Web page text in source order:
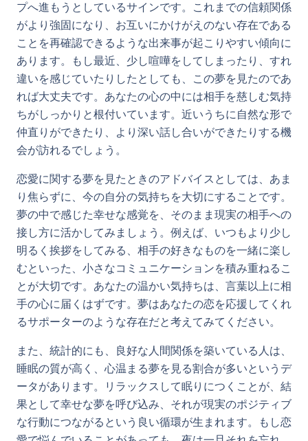
プへ進もうとしているサインです。これまでの信頼関係
がより強固になり、お互いにかけがえのない存在である
ことを再確認できるような出来事が起こりやすい傾向に
あります。もし最近、少し喧嘩をしてしまったり、すれ
違いを感じていたりしたとしても、この夢を見たのであ
れば大丈夫です。あなたの心の中には相手を慈しむ気持
ちがしっかりと根付いています。近いうちに自然な形で
仲直りができたり、より深い話し合いができたりする機
会が訪れるでしょう。
恋愛に関する夢を見たときのアドバイスとしては、あま
り焦らずに、今の自分の気持ちを大切にすることです。
夢の中で感じた幸せな感覚を、そのまま現実の相手への
接し方に活かしてみましょう。例えば、いつもより少し
明るく挨拶をしてみる、相手の好きなものを一緒に楽し
むといった、小さなコミュニケーションを積み重ねるこ
とが大切です。あなたの温かい気持ちは、言葉以上に相
手の心に届くはずです。夢はあなたの恋を応援してくれ
るサポーターのような存在だと考えてみてください。
また、統計的にも、良好な人間関係を築いている人は、
睡眠の質が高く、心温まる夢を見る割合が多いというデ
ータがあります。リラックスして眠りにつくことが、結
果として幸せな夢を呼び込み、それが現実のポジティブ
な行動につながるという良い循環が生まれます。もし恋